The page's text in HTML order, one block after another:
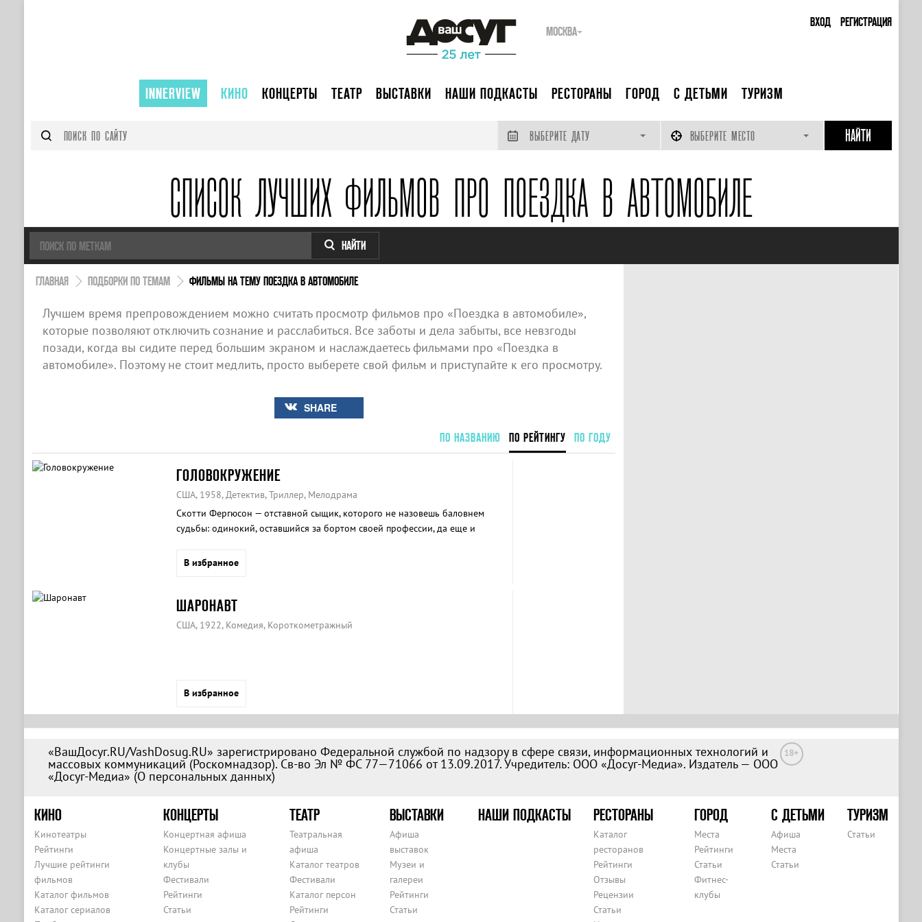
ВХОД РЕГИСТРАЦИЯ
МОСКВА
INNERVIEW КИНО КОНЦЕРТЫ ТЕАТР ВЫСТАВКИ НАШИ ПОДКАСТЫ РЕСТОРАНЫ ГОРОД С ДЕТЬМИ ТУРИЗМ
ВЫБЕРИТЕ ДАТУ ВЫБЕРИТЕ МЕСТО
СПИСОК ЛУЧШИХ ФИЛЬМОВ ПРО ПОЕЗДКА В АВТОМОБИЛЕ
НАЙТИ
ГЛАВНАЯ ПОДБОРКИ ПО ТЕМАМ ФИЛЬМЫ НА ТЕМУ ПОЕЗДКА В АВТОМОБИЛЕ
Лучшем время препровождением можно считать просмотр фильмов про «Поездка в автомобиле»,
которые позволяют отключить сознание и расслабиться. Все заботы и дела забыты, все невзгоды
позади, когда вы сидите перед большим экраном и наслаждаетесь фильмами про «Поездка в
автомобиле». Поэтому не стоит медлить, просто выберете свой фильм и приступайте к его просмотру.
SHARE
ПО НАЗВАНИЮ ПО РЕЙТИНГУ ПО ГОДУ
ГОЛОВОКРУЖЕНИЕ
США, 1958, Детектив, Триллер, Мелодрама
Скотти Фергюсон — отставной сыщик, которого не назовешь баловнем
судьбы: одинокий, оставшийся за бортом своей профессии, да еще и
В избранное
ШАРОНАВТ
США, 1922, Комедия, Короткометражный
В избранное
«ВашДосуг.RU/VashDosug.RU» зарегистрировано Федеральной службой по надзору в сфере связи, информационных технологий и
массовых коммуникаций (Роскомнадзор). Св-во Эл № ФС 77—71066 от 13.09.2017. Учредитель: ООО «Досуг-Медиа». Издатель — ООО
«Досуг-Медиа» (О персональных данных)
18+
КИНО
Кинотеатры
Рейтинги
Лучшие рейтинги
фильмов
Каталог фильмов
Каталог сериалов
КОНЦЕРТЫ
Концертная афиша
Концертные залы и
клубы
Фестивали
Рейтинги
Статьи
ТЕАТР
Театральная
афиша
Каталог театров
Фестивали
Каталог персон
Рейтинги
ВЫСТАВКИ
Афиша
выставок
Музеи и
галереи
Рейтинги
Статьи
НАШИ ПОДКАСТЫ РЕСТОРАНЫ
Каталог
ресторанов
Рейтинги
Отзывы
Рецензии
Статьи
ГОРОД
Места
Рейтинги
Статьи
Фитнес-
клубы
С ДЕТЬМИ
Афиша
Места
Статьи
ТУРИЗМ
Статьи